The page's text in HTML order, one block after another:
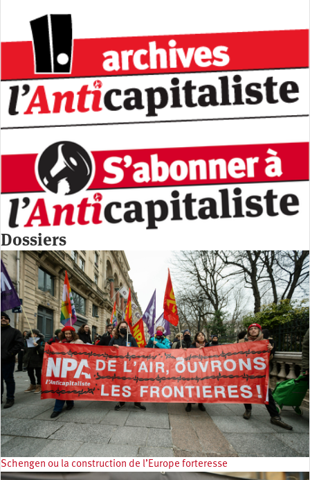
Dossiers
Schengen ou la construction de l’Europe forteresse